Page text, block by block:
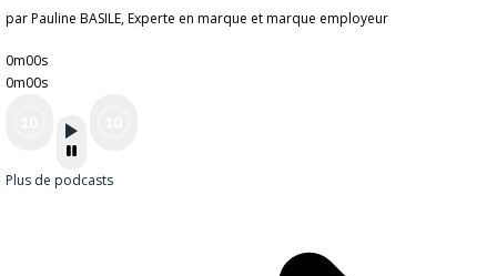
par Pauline BASILE, Experte en marque et marque employeur
0m00s
0m00s
Plus de podcasts